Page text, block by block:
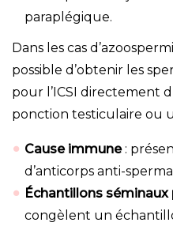
paraplégique.
Dans les cas
possible d’obtenir les
pour l’ICSI directement
ponction testiculaire ou
Cause immune:
d’anticorps anti-
Échantillons séminaux
congèlent un